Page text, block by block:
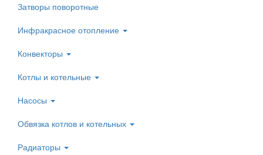
Затворы поворотные
Инфракрасное отопление
Конвекторы
Котлы и котельные
Насосы
Обвязка котлов и котельных
Радиаторы